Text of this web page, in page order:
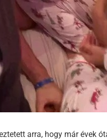
arra, hogy már évek